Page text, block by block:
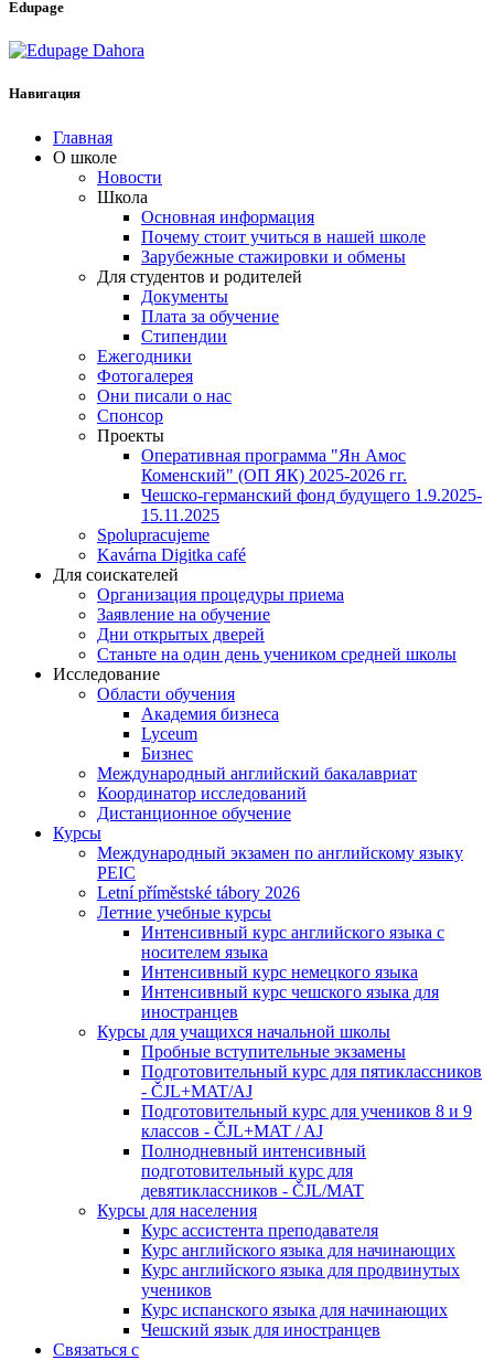
Edupage
Навигация
Главная
О школе
Новости
Школа
Основная информация
Почему стоит учиться в нашей школе
Зарубежные стажировки и обмены
Для студентов и родителей
Документы
Плата за обучение
Стипендии
Ежегодники
Фотогалерея
Они писали о нас
Спонсор
Проекты
Оперативная программа "Ян Амос
Коменский" (ОП ЯК) 2025-2026 гг.
Чешско-германский фонд будущего 1.9.2025-
15.11.2025
Spolupracujeme
Kavárna Digitka café
Для соискателей
Организация процедуры приема
Заявление на обучение
Дни открытых дверей
Станьте на один день учеником средней школы
Исследование
Области обучения
Академия бизнеса
Lyceum
Бизнес
Международный английский бакалавриат
Координатор исследований
Дистанционное обучение
Курсы
Международный экзамен по английскому языку
PEIC
Letní příměstské tábory 2026
Летние учебные курсы
Интенсивный курс английского языка с
носителем языка
Интенсивный курс немецкого языка
Интенсивный курс чешского языка для
иностранцев
Курсы для учащихся начальной школы
Пробные вступительные экзамены
Подготовительный курс для пятиклассников
- ČJL+MAT/AJ
Подготовительный курс для учеников 8 и 9
классов - ČJL+MAT / AJ
Полнодневный интенсивный
подготовительный курс для
девятиклассников - ČJL/MAT
Курсы для населения
Курс ассистента преподавателя
Курс английского языка для начинающих
Курс английского языка для продвинутых
учеников
Курс испанского языка для начинающих
Чешский язык для иностранцев
Связаться с